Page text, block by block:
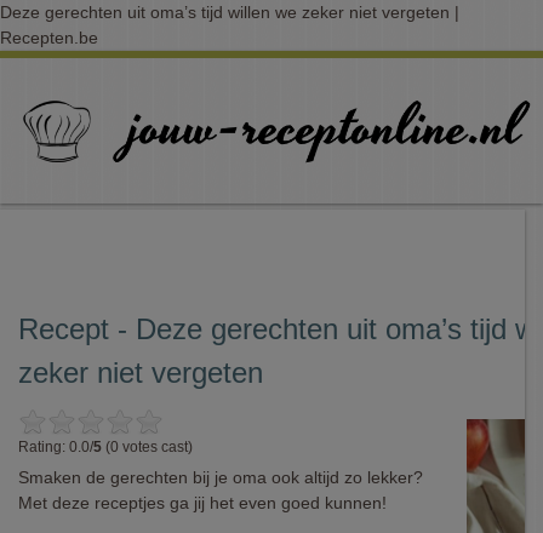
Deze gerechten uit oma’s tijd willen we zeker niet vergeten |
Recepten.be
Recept - Deze gerechten uit oma’s tijd
zeker niet vergeten
Rating: 0.0/5 (0 votes cast)
Smaken de gerechten bij je oma ook altijd zo lekker?
Met deze receptjes ga jij het even goed kunnen!